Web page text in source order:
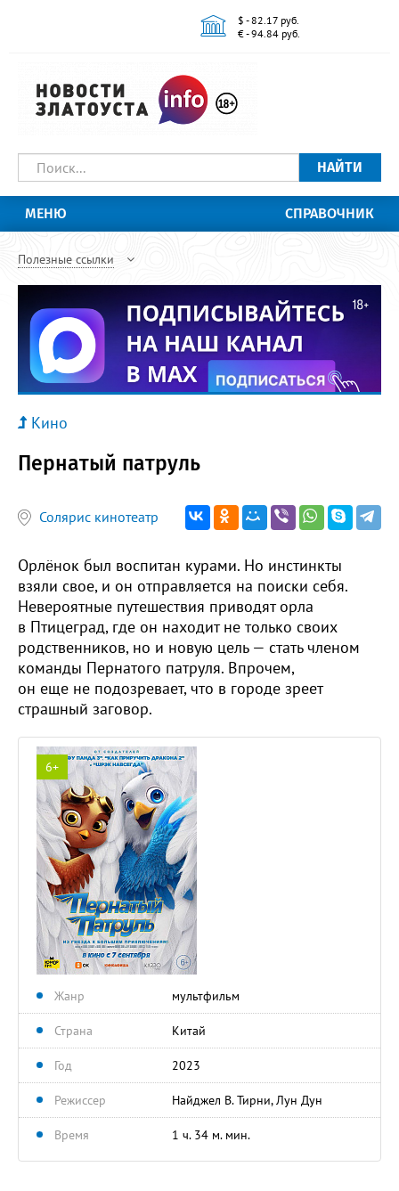
$ - 82.17 руб.
€ - 94.84 руб.
НАЙТИ
МЕНЮ СПРАВОЧНИК
Полезные ссылки
Кино
Пернатый патруль
Солярис кинотеатр
Орлёнок был воспитан курами. Но инстинкты
взяли свое, и он отправляется на поиски себя.
Невероятные путешествия приводят орла
в Птицеград, где он находит не только своих
родственников, но и новую цель — стать членом
команды Пернатого патруля. Впрочем,
он еще не подозревает, что в городе зреет
страшный заговор.
6+
Жанр мультфильм
Страна Китай
Год 2023
Режиссер Найджел В. Тирни, Лун Дун
Время 1 ч. 34 м. мин.